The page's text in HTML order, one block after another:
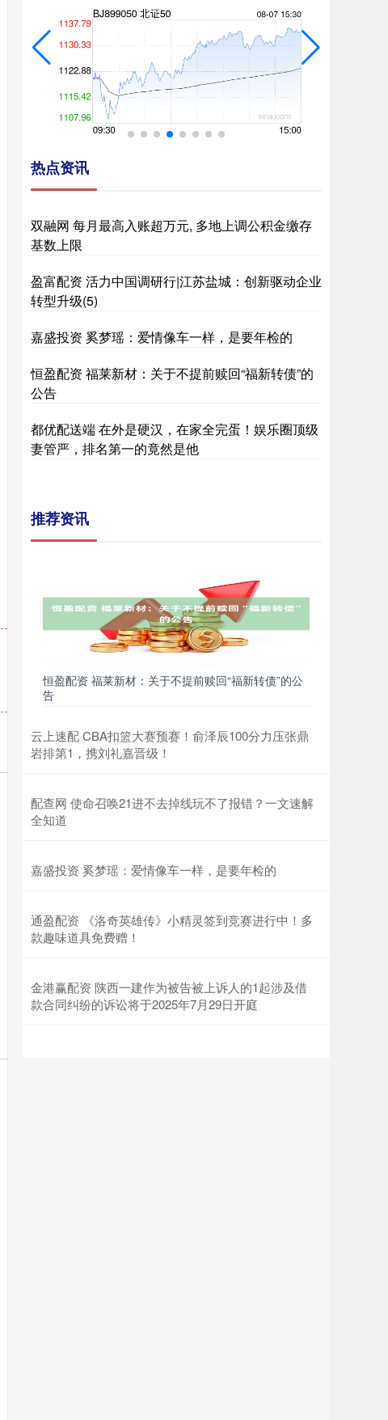
热点资讯
双融网 每月最高入账超万元, 多地上调公积金缴存
基数上限
盈富配资 活力中国调研行|江苏盐城：创新驱动企业
转型升级(5)
嘉盛投资 奚梦瑶：爱情像车一样，是要年检的
恒盈配资 福莱新材：关于不提前赎回“福新转债”的
公告
都优配送端 在外是硬汉，在家全完蛋！娱乐圈顶级
妻管严，排名第一的竟然是他
推荐资讯
恒盈配资 福莱新材：关于不提前赎回“福新转债”的公
告
云上速配 CBA扣篮大赛预赛！俞泽辰100分力压张鼎
岩排第1，携刘礼嘉晋级！
配查网 使命召唤21进不去掉线玩不了报错？一文速解
全知道
嘉盛投资 奚梦瑶：爱情像车一样，是要年检的
通盈配资 《洛奇英雄传》小精灵签到竞赛进行中！多
款趣味道具免费赠！
金港赢配资 陕西一建作为被告被上诉人的1起涉及借
款合同纠纷的诉讼将于2025年7月29日开庭